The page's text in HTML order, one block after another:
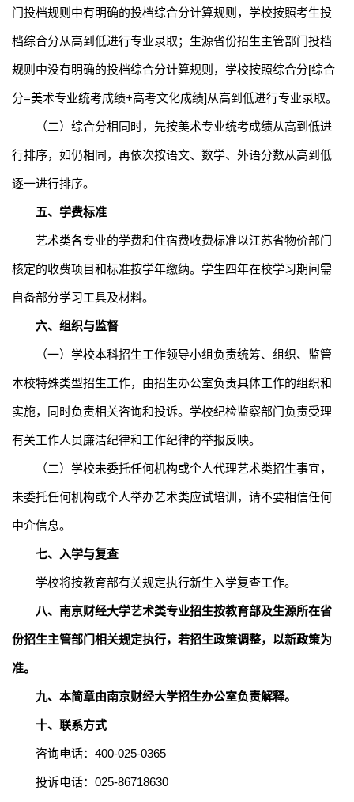
门投档规则中有明确的投档综合分计算规则， 学校按照考生投
档综合分从高到低进行专业录取；生源省份招生主管部门投档
规则中没有明确的投档综合分计算规则， 学校按照综合分[综合
分=美术专业统考成绩+高考文化成绩]从高到低进行专业录取。
（二） 综合分相同时，先按美术专业统考成绩从高到低进
行排序，如仍相同，再依次按语文、数学、外语分数从高到低
逐一进行排序。
五、学费标准
艺术类各专业的学费和住宿费收费标准以江苏省物价部门
核定的收费项目和标准按学年缴纳。学生四年在校学习期间需
自备部分学习工具及材料。
六、组织与监督
（一） 学校本科招生工作领导小组负责统筹、组织、监管
本校特殊类型招生工作，由招生办公室负责具体工作的组织和
实施，同时负责相关咨询和投诉。学校纪检监察部门负责受理
有关工作人员廉洁纪律和工作纪律的举报反映。
（二） 学校未委托任何机构或个人代理艺术类招生事宜，
未委托任何机构或个人举办艺术类应试培训，请不要相信任何
中介信息。
七、入学与复查
学校将按教育部有关规定执行新生入学复查工作。
八、南京财经大学艺术类专业招生按教育部及生源所在省
份招生主管部门相关规定执行，若招生政策调整，以新政策为
准。
九、本简章由南京财经大学招生办公室负责解释。
十、联系方式
咨询电话： 400-025-0365
投诉电话： 025-86718630